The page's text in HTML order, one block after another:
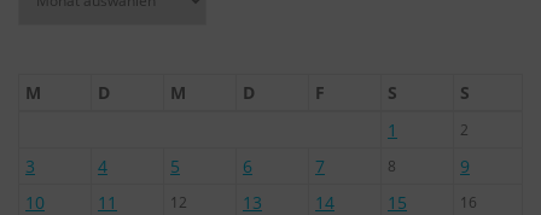
M D M D F S
S
1
2
3 4 5 6 7 8
9
10
11 12 13 14 15 16